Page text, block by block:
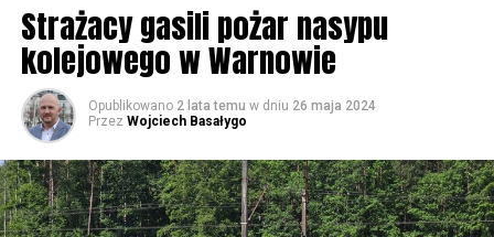
Strażacy gasili pożar nasypu
kolejowego w Warnowie
Opublikowano 2 lata temu w dniu 26 maja 2024
Przez Wojciech Basałygo